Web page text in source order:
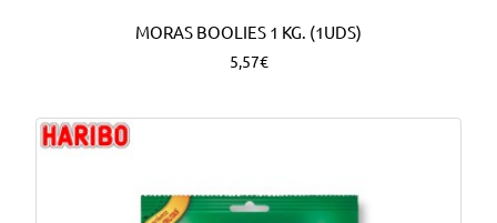
MORAS BOOLIES 1 KG. (1UDS)
5,57€